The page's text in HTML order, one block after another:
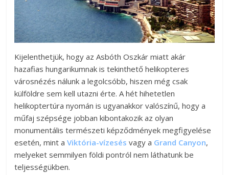
Kijelenthetjük, hogy az Asbóth Oszkár miatt akár
hazafias hungarikumnak is tekinthető helikopteres
városnézés nálunk a legolcsóbb, hiszen még csak
külföldre sem kell utazni érte. A hét hihetetlen
helikoptertúra nyomán is ugyanakkor valószínű, hogy a
műfaj szépsége jobban kibontakozik az olyan
monumentális természeti képződmények megfigyelése
esetén, mint aViktória-vízesés vagy a Grand Canyon,
melyeket semmilyen földi pontról nem láthatunk be
teljességükben.